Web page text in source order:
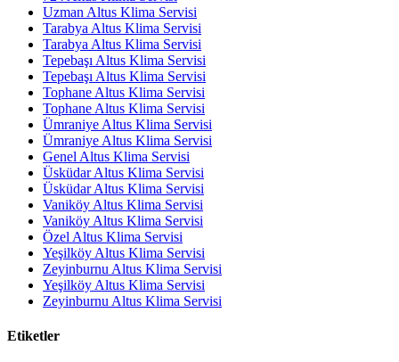
Uzman Altus Klima Servisi
Tarabya Altus Klima Servisi
Tarabya Altus Klima Servisi
Tepebaşı Altus Klima Servisi
Tepebaşı Altus Klima Servisi
Tophane Altus Klima Servisi
Tophane Altus Klima Servisi
Ümraniye Altus Klima Servisi
Ümraniye Altus Klima Servisi
Genel Altus Klima Servisi
Üsküdar Altus Klima Servisi
Üsküdar Altus Klima Servisi
Vaniköy Altus Klima Servisi
Vaniköy Altus Klima Servisi
Özel Altus Klima Servisi
Yeşilköy Altus Klima Servisi
Zeyinburnu Altus Klima Servisi
Yeşilköy Altus Klima Servisi
Zeyinburnu Altus Klima Servisi
Etiketler